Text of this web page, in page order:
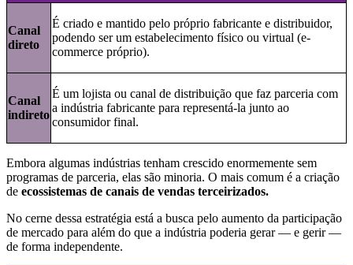
Canal
direto
É criado e mantido pelo próprio fabricante e distribuidor,
podendo ser um estabelecimento físico ou virtual (e-
commerce próprio).
Canal
indireto
É um lojista ou canal de distribuição que faz parceria com
a indústria fabricante para representá-la junto ao
consumidor final.
Embora algumas indústrias tenham crescido enormemente sem
programas de parceria, elas são minoria. O mais comum é a criação
de ecossistemas de canais de vendas terceirizados.
No cerne dessa estratégia está a busca pelo aumento da participação
de mercado para além do que a indústria poderia gerar — e gerir —
de forma independente.